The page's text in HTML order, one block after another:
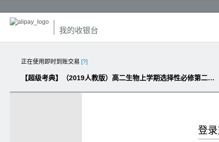
我的收银台
正在使用即时到账交易 [?]
【超级考典】（2019人教版）高二生物上学期选择性必修第二册期末复习（含答案）
登